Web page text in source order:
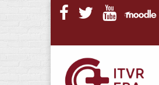
Pasar al contenido principal